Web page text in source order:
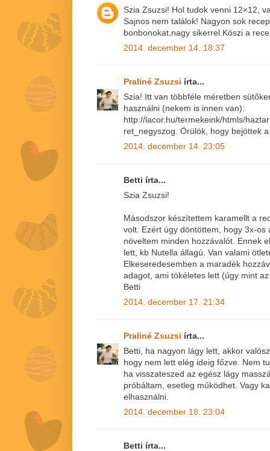
Szia Zsuzsi! Hol tudok venni 12×12,
Sajnos nem találok! Nagyon sok
bonbonokat,nagy sikerrel.Köszi a
2014. december 14. 18:37
Praliné Zsuzsi írta...
Szia! Itt van többféle méretben
használni (nekem is innen van):
http://lacor.hu/termekeink/htmls/
ret_negyszog. Örülök, hogy bejöttek
2014. december 14. 23:05
Betti írta...
Szia Zsuzsi!
Másodszor készítettem karamellt a
volt. Ezért úgy döntöttem, hogy 3x-
növeltem minden hozzávalót. Ennek
lett, kb Nutella állagú. Van valami
Elkeseredesemben a maradék
adagot, ami tökéletes lett (úgy mint
Betti
2014. december 17. 21:34
Praliné Zsuzsi írta...
Betti, ha nagyon lágy lett, akkor
hogy nem lett elég ideig főzve. Nem
ha visszateszed az egész lágy
próbáltam, esetleg működhet. Vagy
elhasználni.
2014. december 18. 23:04
Betti írta...